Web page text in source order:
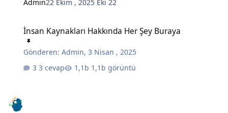
Admin22 Ekim , 2025 Eki 22
İnsan Kaynakları Hakkında Her Şey Buraya
Gönderen:Admin,3 Nisan , 2025
3 cevap
1,1b görüntü